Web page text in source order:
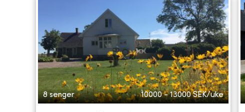
8 senger 10000 - 13000 SEK/uke